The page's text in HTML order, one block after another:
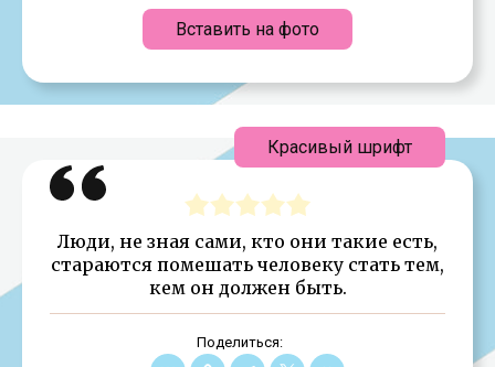
Вставить на фото
Люди, не зная сами, кто они такие есть,
стараются помешать человеку стать тем,
кем он должен быть.
Поделиться:
Красивый шрифт